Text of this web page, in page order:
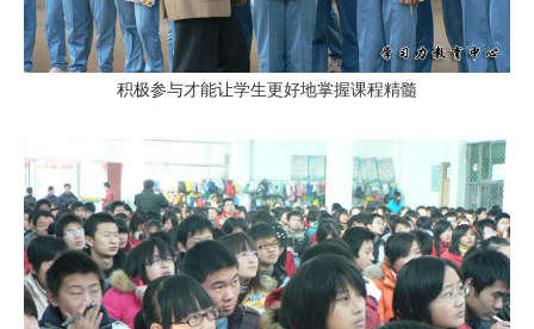
积极参与才能让学生更好地掌握课程精髓